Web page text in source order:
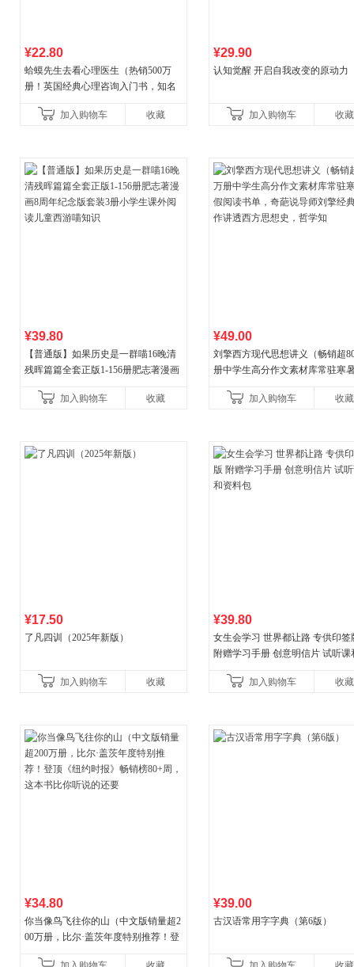
¥22.80
蛤蟆先生去看心理医生（热销500万
册！英国经典心理咨询入门书，知名
加入购物车
收藏
¥29.90
认知觉醒 开启自我改变的原动力
加入购物车 收藏
¥39.80
【普通版】如果历史是一群喵16晚清
残晖篇篇全套正版1-156册肥志著漫画
儿童西游喵知识
加入购物车 收藏
¥49.00
刘擎西方现代思想讲义（畅销超
册中学生高分作文素材库常驻寒
讲透西方思想史，哲学知
加入购物车 收藏
¥17.50
了凡四训（2025年新版）
加入购物车 收藏
¥39.80
女生会学习 世界都让路 专供印签
附赠学习手册 创意明信片 试听课
加入购物车
收藏
¥34.80
你当像鸟飞往你的山（中文版销量超2
00万册，比尔·盖茨年度特别推荐！登
¥39.00
古汉语常用字字典（第6版）